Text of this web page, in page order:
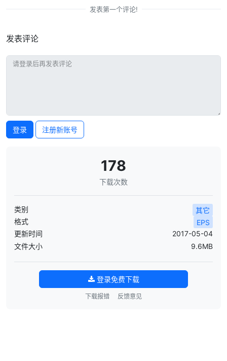
发表第一个评论!
发表评论
登录 注册新账号
178
下载次数
类别
其它
格式
EPS
更新时间
2017-05-04
文件大小
9.6MB
登录免费下载
下载报错 反馈意见